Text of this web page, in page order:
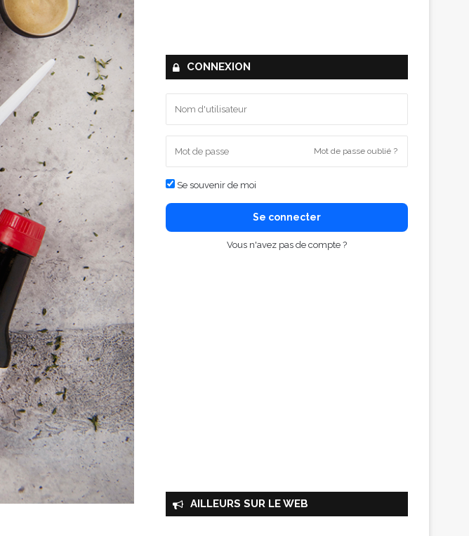
CONNEXION
Mot de passe oublié ?
Se souvenir de moi
Se connecter
Vous n'avez pas de compte ?
AILLEURS SUR LE WEB